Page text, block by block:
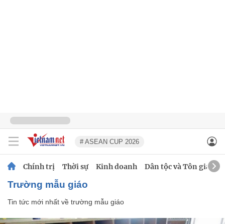
# ASEAN CUP 2026
Chính trị Thời sự Kinh doanh Dân tộc và Tôn giáo
trường mẫu giáo
Tin tức mới nhất về trường mẫu giáo